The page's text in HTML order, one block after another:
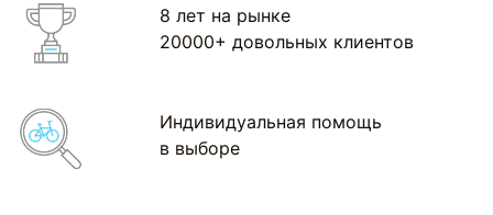
8 лет на рынке
20000+ довольных клиентов
Индивидуальная помощь
в выборе